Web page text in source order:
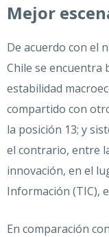
Mejor
De acuerdo con el
Chile se encuentra
estabilidad
compartido con
la posición 13; y
el contrario, entre
innovación, en el
Información (TIC),
En comparación